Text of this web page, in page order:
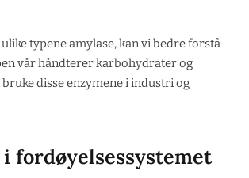
typene amylase, kan vi bedre forstå
vår håndterer karbohydrater og
disse enzymene i industri og
i fordøyelsessystemet